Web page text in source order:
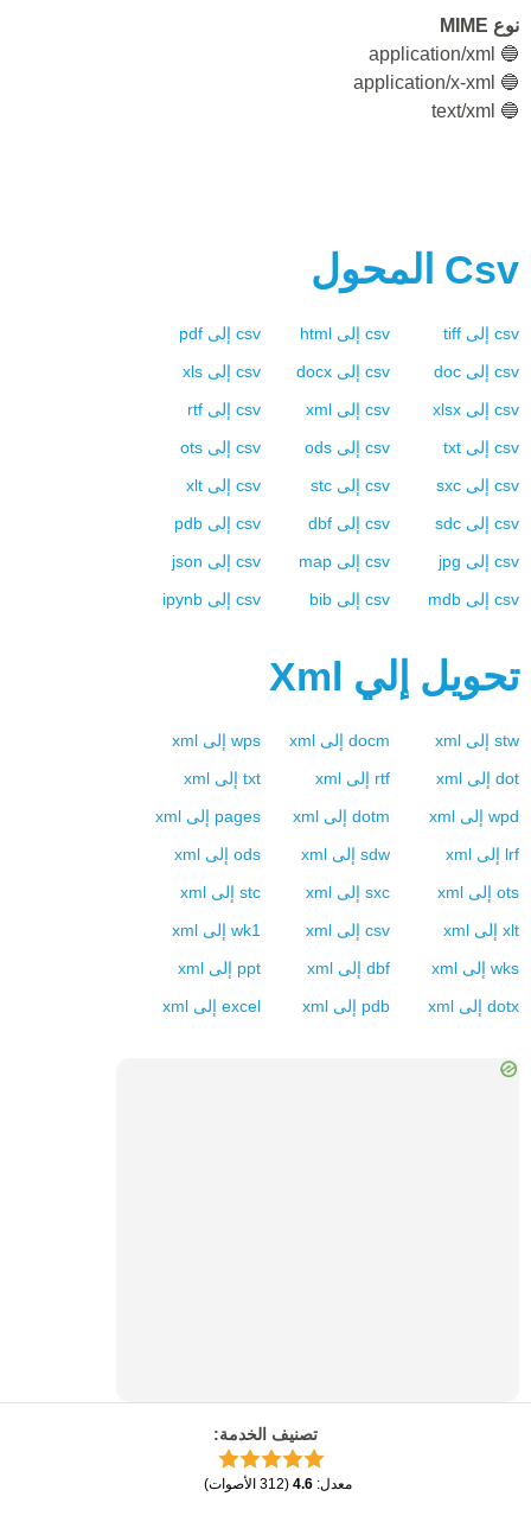
نوع MIME
🔵 application/xml
🔵 application/x-xml
🔵 text/xml
Csv المحول
csv إلى tiff
csv إلى html
csv إلى pdf
csv إلى doc
csv إلى docx
csv إلى xls
csv إلى xlsx
csv إلى xml
csv إلى rtf
csv إلى txt
csv إلى ods
csv إلى ots
csv إلى sxc
csv إلى stc
csv إلى xlt
csv إلى sdc
csv إلى dbf
csv إلى pdb
csv إلى jpg
csv إلى map
csv إلى json
csv إلى mdb
csv إلى bib
csv إلى ipynb
تحويل إلي Xml
stw إلى xml
docm إلى xml
wps إلى xml
dot إلى xml
rtf إلى xml
txt إلى xml
wpd إلى xml
dotm إلى xml
pages إلى xml
lrf إلى xml
sdw إلى xml
ods إلى xml
ots إلى xml
sxc إلى xml
stc إلى xml
xlt إلى xml
csv إلى xml
wk1 إلى xml
wks إلى xml
dbf إلى xml
ppt إلى xml
dotx إلى xml
pdb إلى xml
excel إلى xml
تصنيف الخدمة:
معدل:
4.6
(
312 الأصوات)